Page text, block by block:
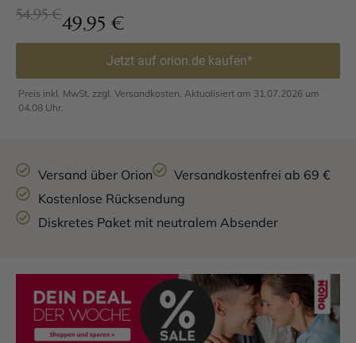
54,95 €49,95 €
Jetzt auf orion.de kaufen*
Preis inkl. MwSt. zzgl. Versandkosten. Aktualisiert am 31.07.2026 um
04.08 Uhr.
Versand über Orion
Versandkostenfrei ab 69 €
Kostenlose Rücksendung
Diskretes Paket mit neutralem Absender